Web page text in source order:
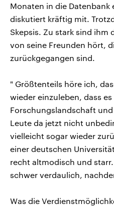
Monaten in die Datenbank
diskutiert kräftig mit.
Skepsis. Zu stark sind ihm
von seine Freunden hört,
zurückgegangen sind.
" Größtenteils höre ich,
wieder einzuleben, dass
Forschungslandschaft
Leute da jetzt nicht
vielleicht sogar wieder
einer deutschen
recht altmodisch und
schwer verdaulich,
Was die